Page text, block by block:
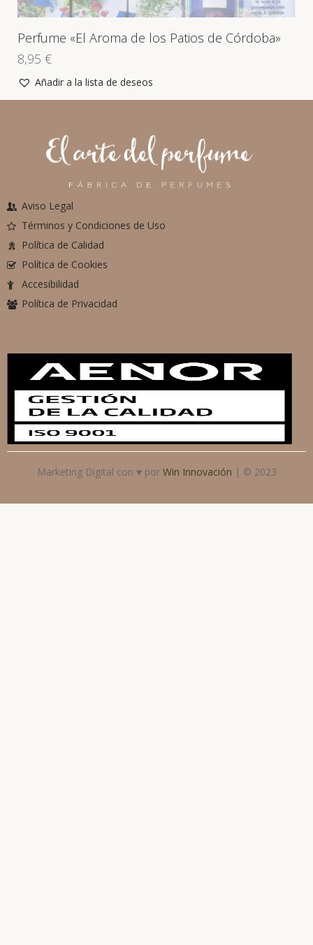
Perfume «El Aroma de los Patios de Córdoba»
8,95 €
Añadir a la lista de deseos
Aviso Legal
Términos y Condiciones de Uso
Política de Calidad
Política de Cookies
Accesibilidad
Política de Privacidad
Marketing Digital con ♥ por Win Innovación | © 2023